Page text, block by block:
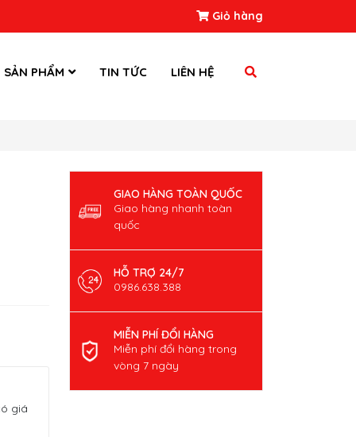
Giỏ hàng
SẢN PHẨM TIN TỨC LIÊN HỆ
giá
GIAO HÀNG TOÀN QUỐC
Giao hàng nhanh toàn
quốc
HỖ TRỢ 24/7
0986.638.388
MIỄN PHÍ ĐỔI HÀNG
Miễn phí đổi hàng trong
vòng 7 ngày